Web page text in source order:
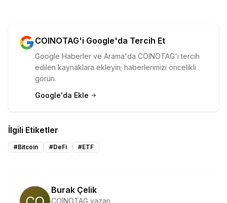
COINOTAG'i Google'da Tercih Et
Google Haberler ve Arama'da COINOTAG'i tercih
edilen kaynaklara ekleyin; haberlerimizi öncelikli
görün.
Google'da Ekle
İlgili Etiketler
#Bitcoin #DeFi #ETF
Burak Çelik
COINOTAG yazarı